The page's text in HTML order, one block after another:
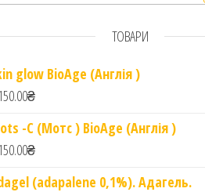
лимона. 250мл. Camel
ТОВАРИ
glow BioAge (Англія )
₴
-C (Мотс ) BioAge (Англія )
₴
(adapalene 0,1%). Адагель.